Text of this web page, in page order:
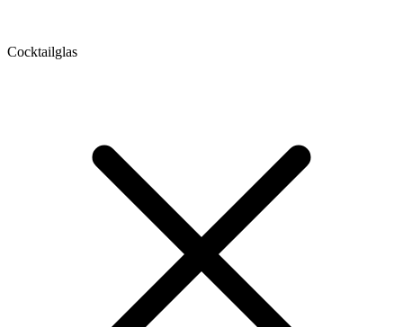
Cocktailglas